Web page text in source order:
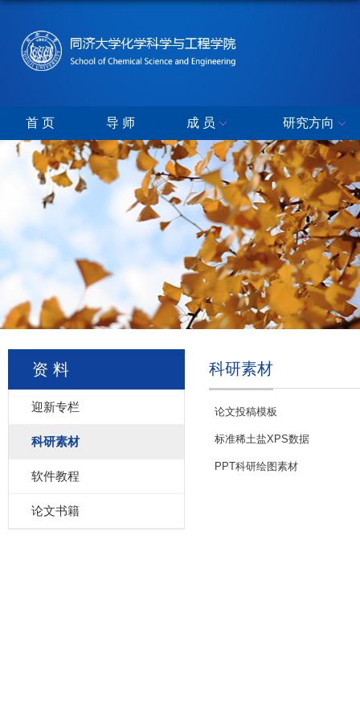
首 页 导 师 成 员 研究方向
资 料
迎新专栏
科研素材
软件教程
论文书籍
科研素材
论文投稿模板
标准稀土盐XPS数据
PPT科研绘图素材